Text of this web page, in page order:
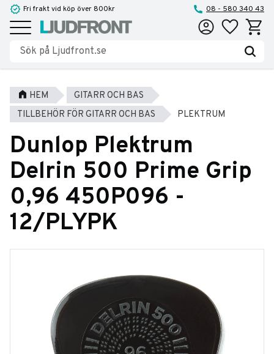
Meny
Fri frakt vid köp över 800kr 08 - 580 340 43
Favoriter
HEM
GITARR OCH BAS
TILLBEHÖR FÖR GITARR OCH BAS
PLEKTRUM
Dunlop Plektrum
Delrin 500 Prime Grip
0,96 450P096 -
12/PLYPK